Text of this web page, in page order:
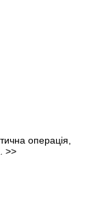
операція,
>>